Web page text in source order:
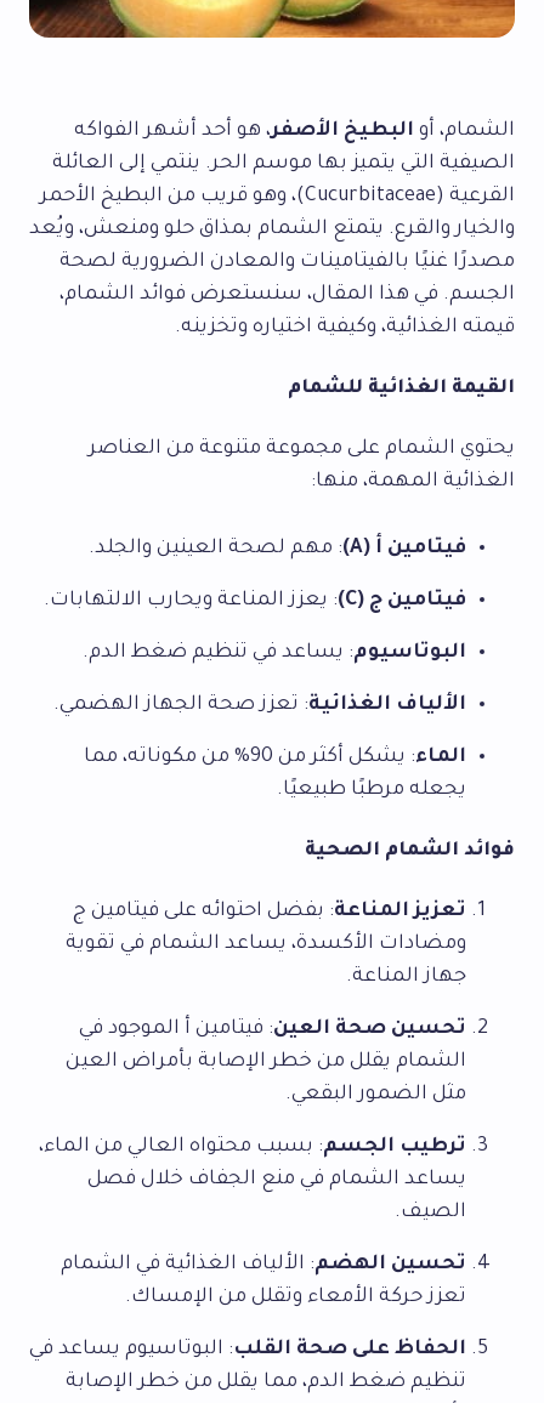
الشمام، أو البطيخ الأصفر، هو أحد أشهر الفواكه
الصيفية التي يتميز بها موسم الحر. ينتمي إلى العائلة
القرعية (Cucurbitaceae)، وهو قريب من البطيخ الأحمر
والخيار والقرع. يتمتع الشمام بمذاق حلو ومنعش، ويُعد
مصدرًا غنيًا بالفيتامينات والمعادن الضرورية لصحة
الجسم. في هذا المقال، سنستعرض فوائد الشمام،
قيمته الغذائية، وكيفية اختياره وتخزينه.
القيمة الغذائية للشمام
يحتوي الشمام على مجموعة متنوعة من العناصر
الغذائية المهمة، منها:
فيتامين أ (A) : مهم لصحة العينين والجلد.
فيتامين ج (C) : يعزز المناعة ويحارب الالتهابات.
البوتاسيوم: يساعد في تنظيم ضغط الدم.
الألياف الغذائية: تعزز صحة الجهاز الهضمي.
الماء
: يشكل أكثر من 90% من مكوناته، مما
يجعله مرطبًا طبيعيًا.
فوائد الشمام الصحية
تعزيز المناعة: بفضل احتوائه على فيتامين ج
ومضادات الأكسدة، يساعد الشمام في تقوية
جهاز المناعة.
تحسين صحة العين: فيتامين أ الموجود في
الشمام يقلل من خطر الإصابة بأمراض العين
مثل الضمور البقعي.
ترطيب الجسم: بسبب محتواه العالي من الماء،
يساعد الشمام في منع الجفاف خلال فصل
الصيف.
تحسين الهضم: الألياف الغذائية في الشمام
تعزز حركة الأمعاء وتقلل من الإمساك.
الحفاظ على صحة القلب: البوتاسيوم يساعد في
تنظيم ضغط الدم، مما يقلل من خطر الإصابة